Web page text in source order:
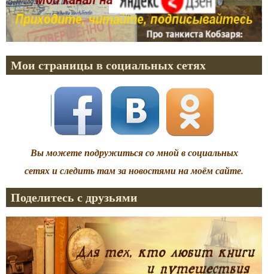
Мои страницы в социальных сетях
Вы можете подружиться со мной в социальных
сетях и следить там за новостями на моём сайте.
Поделитесь с друзьями